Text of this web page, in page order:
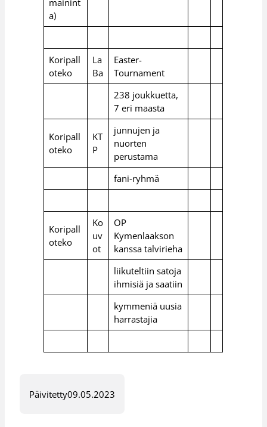
mainint
a)
Koripall
oteko
La
Ba
Easter-
Tournament
238 joukkuetta,
7 eri maasta
Koripall
oteko
KT
P
junnujen ja
nuorten
perustama
fani-ryhmä
Koripall
oteko
Ko
uv
ot
OP
Kymenlaakson
kanssa talvirieha
liikuteltiin satoja
ihmisiä ja saatiin
kymmeniä uusia
harrastajia
Päivitetty09.05.2023